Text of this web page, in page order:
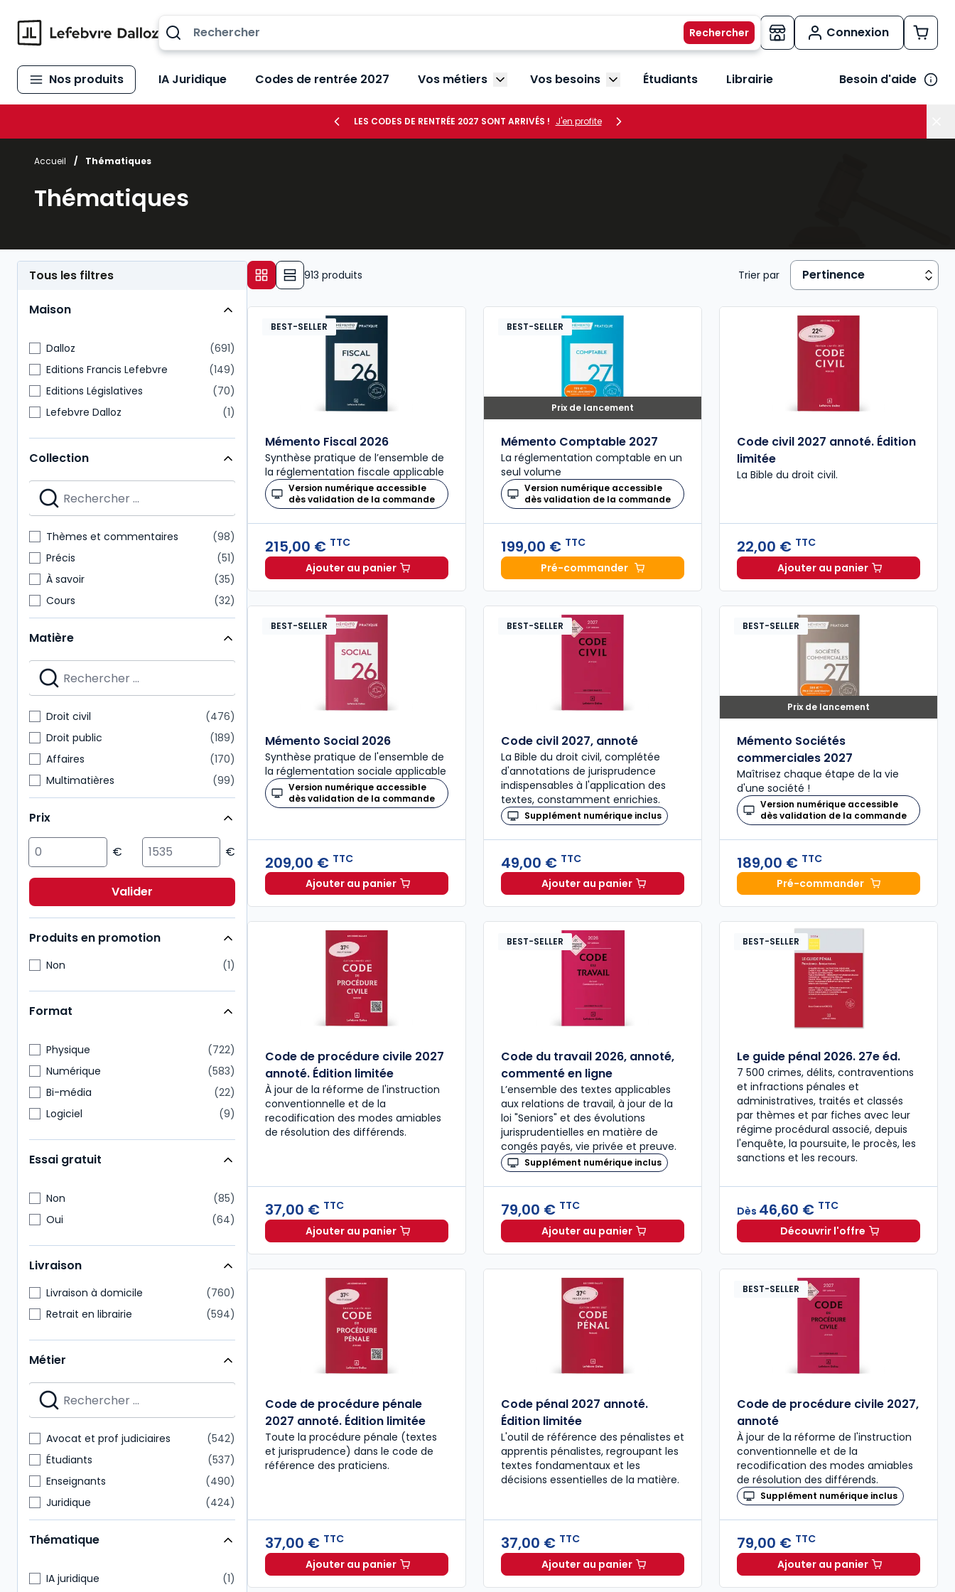
Connexion
Nos produits IA Juridique Codes de rentrée 2027 Vos métiers Afficher le sous-menu Vos métiers
Vos besoins Afficher le sous-menu Vos besoins
Étudiants Librairie Besoin d'aide
LES CODES DE RENTRÉE 2027 SONT ARRIVÉS ! J'en profite
Accueil / Thématiques
Thématiques
Tous les filtres
Maison
Dalloz
691
Editions Francis Lefebvre
149
Editions Législatives
70
Lefebvre Dalloz
1
Collection
Thèmes et commentaires
98
Précis
51
À savoir
35
Cours
32
Codes Dalloz Professionnels
29
Mémentos
28
Nouvelle Bibliothèque de Thèses
28
Dalloz Action
Matière
Droit civil
476
Droit public
189
Affaires
170
Multimatières
99
Social
99
Sciences politiques et sociales
98
92
Fiscal
85
Immobilier
54
Prix
Valider
Produits en promotion
Non 1
Format
Physique
722
Numérique
583
Bi-média
22
Logiciel
9
Essai gratuit
Non
85
Oui
64
Livraison
Livraison à domicile
760
Retrait en librairie
594
Métier
Avocat et prof judiciaires
542
Étudiants
537
Enseignants
490
Juridique
424
Notaire
218
Expert-comptable
175
Commissaire aux comptes
151
Thématique
IA juridique 1
913 produits Trier par
BEST-SELLER
Mémento Fiscal 2026
Synthèse pratique de l’ensemble de
la réglementation fiscale applicable
Version numérique accessible
dès validation de la commande
215,00 € TTC
Ajouter au panierMémento Fiscal 2026 à 215,00 € TTC
Prix de lancement
BEST-SELLER
Mémento Comptable 2027
La réglementation comptable en un
seul volume
Version numérique accessible
dès validation de la commande
199,00 € TTC
Pré-commanderMémento Comptable 2027 à 199,00 € TTC
Code civil 2027 annoté. Édition
limitée
La Bible du droit civil.
22,00 € TTC
Ajouter au panierCode civil 2027 annoté.
BEST-SELLER
Mémento Social 2026
Synthèse pratique de l'ensemble de
la réglementation sociale applicable
Version numérique accessible
dès validation de la commande
209,00 € TTC
Ajouter au panierMémento Social 2026 à 209,00 € TTC
BEST-SELLER
Code civil 2027, annoté
La Bible du droit civil, complétée
d'annotations de jurisprudence
indispensables à l'application des
textes, constamment enrichies.
Supplément numérique inclus
49,00 € TTC
Ajouter au panierCode civil 2027, annoté à 49,00 € TTC
Prix de lancement
BEST-SELLER
Mémento Sociétés
commerciales 2027
Maîtrisez chaque étape de la vie
d'une société !
Version numérique accessible
dès validation de la commande
189,00 € TTC
Pré-commanderMémento Sociétés
Code de procédure civile 2027
annoté. Édition limitée
À jour de la réforme de l'instruction
conventionnelle et de la
recodification des modes amiables
de résolution des différends.
37,00 € TTC
Ajouter au panierCode de procédure civile 2027 annoté. Édition limitée à 37,00 € TTC
BEST-SELLER
Code du travail 2026, annoté,
commenté en ligne
L’ensemble des textes applicables
aux relations de travail, à jour de la
loi "Seniors" et des évolutions
jurisprudentielles en matière de
congés payés, vie privée et preuve.
Supplément numérique inclus
79,00 € TTC
Ajouter au panierCode du travail 2026, annoté, commenté en ligne à 79,00 € TTC
BEST-SELLER
Le guide pénal 2026. 27e éd.
7 500 crimes, délits, contraventions
et infractions pénales et
administratives, traités et classés
par thèmes et par fiches avec leur
régime procédural associé, depuis
l'enquête, la poursuite, le procès, les
sanctions et les recours.
Dès 46,60 € TTC
Découvrir l'offreLe guide pénal 2026.
Code de procédure pénale
2027 annoté. Édition limitée
Toute la procédure pénale (textes
et jurisprudence) dans le code de
référence des praticiens.
37,00 € TTC
Ajouter au panierCode de procédure pénale 2027 annoté. Édition limitée à 37,00 € TTC
Code pénal 2027 annoté.
Édition limitée
L'outil de référence des pénalistes et
apprentis pénalistes, regroupant les
textes fondamentaux et les
décisions essentielles de la matière.
37,00 € TTC
Ajouter au panierCode pénal 2027 annoté. Édition limitée à 37,00 € TTC
BEST-SELLER
Code de procédure civile 2027,
annoté
À jour de la réforme de l'instruction
conventionnelle et de la
recodification des modes amiables
de résolution des différends.
Supplément numérique inclus
79,00 € TTC
Ajouter au panierCode de procédure